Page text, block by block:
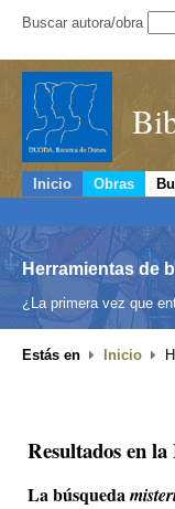
Buscar autora/obra
Inicio Obras
Herramientas de
¿La primera vez que
Estás en Inicio
Resultados en
La búsqueda